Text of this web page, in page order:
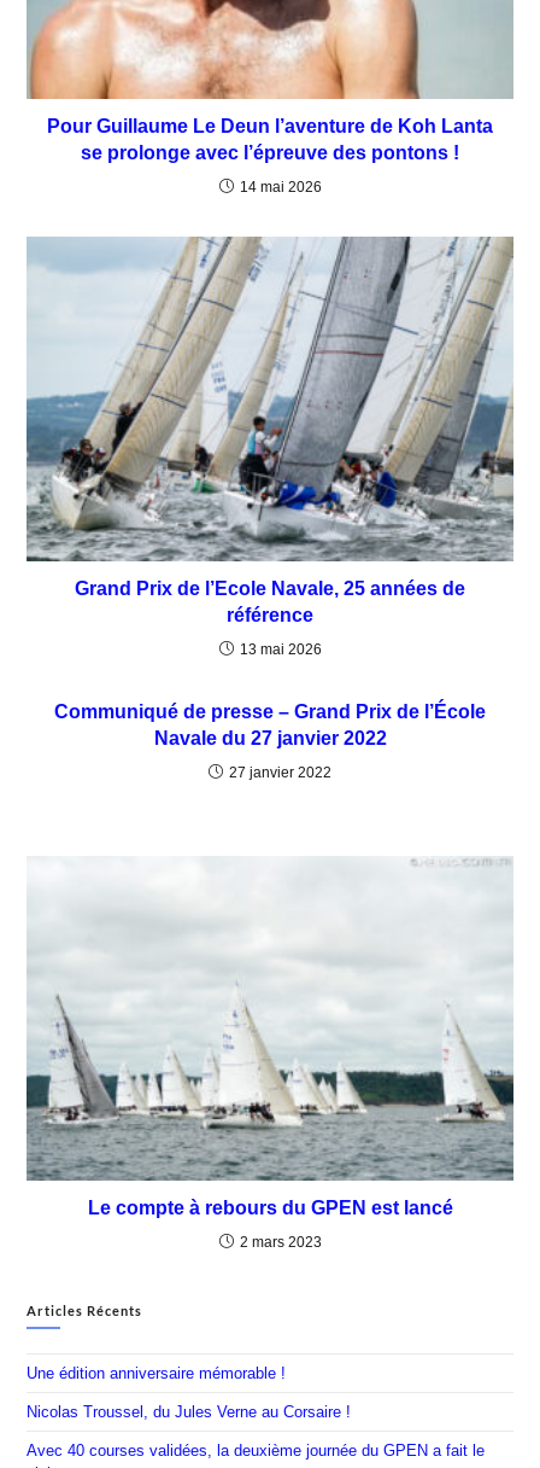
Pour Guillaume Le Deun l’aventure de Koh Lanta
se prolonge avec l’épreuve des pontons !
14 mai 2026
Grand Prix de l’Ecole Navale, 25 années de
référence
13 mai 2026
Communiqué de presse – Grand Prix de l’École
Navale du 27 janvier 2022
27 janvier 2022
Le compte à rebours du GPEN est lancé
2 mars 2023
Articles Récents
Une édition anniversaire mémorable !
Nicolas Troussel, du Jules Verne au Corsaire !
Avec 40 courses validées, la deuxième journée du GPEN a fait le